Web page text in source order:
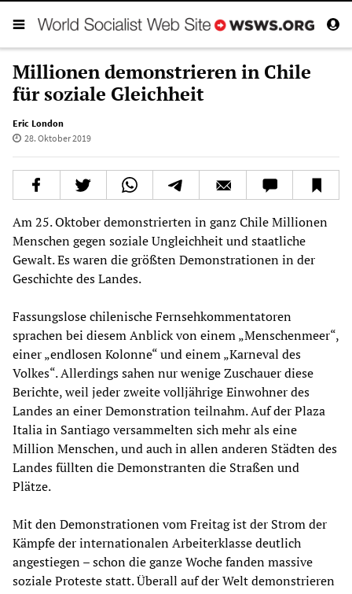
Millionen demonstrieren in Chile
für soziale Gleichheit
Eric London
28. Oktober 2019
Am 25. Oktober demonstrierten in ganz Chile Millionen
Menschen gegen soziale Ungleichheit und staatliche
Gewalt. Es waren die größten Demonstrationen in der
Geschichte des Landes.
Fassungslose chilenische Fernsehkommentatoren
sprachen bei diesem Anblick von einem „Menschenmeer“,
einer „endlosen Kolonne“ und einem „Karneval des
Volkes“. Allerdings sahen nur wenige Zuschauer diese
Berichte, weil jeder zweite volljährige Einwohner des
Landes an einer Demonstration teilnahm. Auf der Plaza
Italia in Santiago versammelten sich mehr als eine
Million Menschen, und auch in allen anderen Städten des
Landes füllten die Demonstranten die Straßen und
Plätze.
Mit den Demonstrationen vom Freitag ist der Strom der
Kämpfe der internationalen Arbeiterklasse deutlich
angestiegen – schon die ganze Woche fanden massive
soziale Proteste statt. Überall auf der Welt demonstrieren